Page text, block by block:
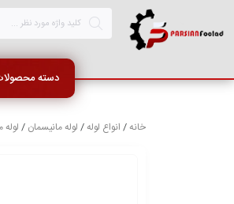
دسته
خانه/ انواع لوله/ لوله مانیسمان /